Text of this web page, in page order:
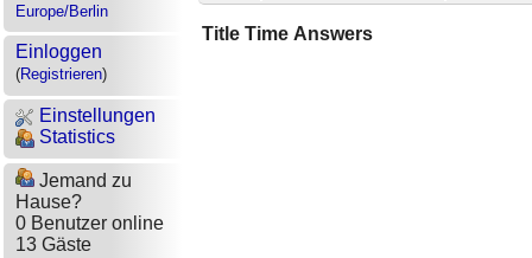
Europe/Berlin
Einloggen
(Registrieren)
Einstellungen
Statistics
Jemand zu
Hause?
0 Benutzer online
13 Gäste
Title Time Answers